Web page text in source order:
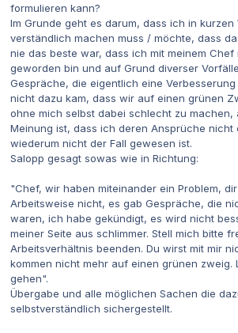
formulieren kann?
Im Grunde geht es darum, dass ich in kurzen
verständlich machen muss / möchte, dass
nie das beste war, dass ich mit meinem
geworden bin und auf Grund diverser
Gespräche, die eigentlich eine
nicht dazu kam, dass wir auf einen grünen
ohne mich selbst dabei schlecht zu
Meinung ist, dass ich deren Ansprüche nicht
wiederum nicht der Fall gewesen ist.
Salopp gesagt sowas wie in Richtung:
"Chef, wir haben miteinander ein Problem,
Arbeitsweise nicht, es gab Gespräche, die
waren, ich habe gekündigt, es wird nicht
meiner Seite aus schlimmer. Stell mich bitte
Arbeitsverhältnis beenden. Du wirst mit mir
kommen nicht mehr auf einen grünen zweig.
gehen".
Übergabe und alle möglichen Sachen die
selbstverständlich sichergestellt.